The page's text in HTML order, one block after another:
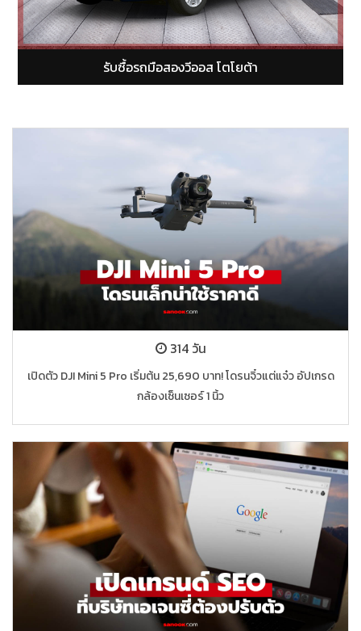
รับซื้อรถมือสองยารีส โตโยต้า
314 วัน
เปิดตัว DJI Mini 5 Pro เริ่มต้น 25,690 บาท! โดรนจิ๋วแต่แจ๋ว อัปเกรด
กล้องเซ็นเซอร์ 1 นิ้ว